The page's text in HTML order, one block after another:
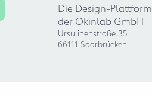
Die Design-Plattform
der Okinlab GmbH
Ursulinenstraße 35
66111 Saarbrücken